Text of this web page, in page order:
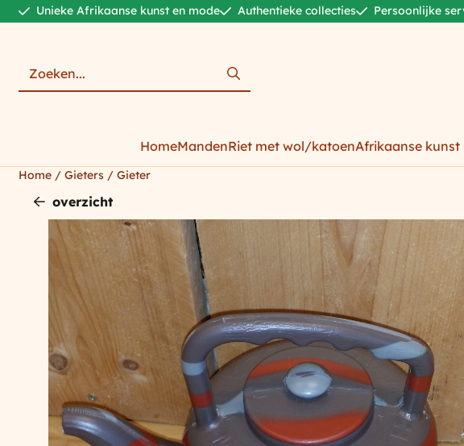
Cookievoorkeuren zijn momenteel gesloten.
Unieke Afrikaanse kunst en mode Authentieke collecties Persoonlijke
Zoeken
HomeMandenRiet met wol/katoenAfrikaanse kunst
Home / Gieters / Gieter
overzicht